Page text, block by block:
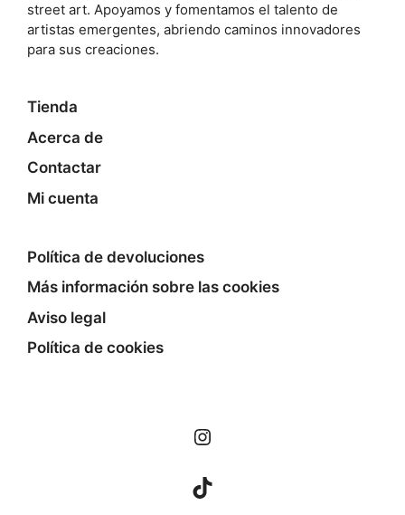
street art. Apoyamos y fomentamos el talento de
artistas emergentes, abriendo caminos innovadores
para sus creaciones.
Tienda
Acerca de
Contactar
Mi cuenta
Política de devoluciones
Más información sobre las cookies
Aviso legal
Política de cookies
Instagram
TikTok